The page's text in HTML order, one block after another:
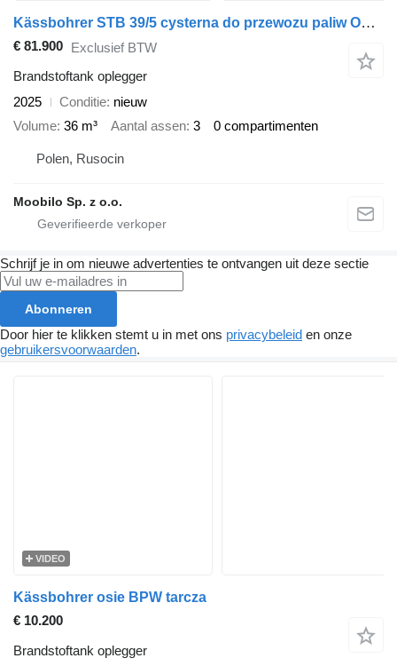
Kässbohrer STB 39/5 cysterna do przewozu paliw OD RĘKI
€ 81.900 Exclusief BTW
Brandstoftank oplegger
2025
Conditie nieuw
Volume 36 m³ Aantal assen 3 0 compartimenten
Polen, Rusocin
Moobilo Sp. z o.o.
Schrijf je in om nieuwe advertenties te ontvangen uit deze sectie
Abonneren
Door hier te klikken stemt u in met ons privacybeleid en onze
gebruikersvoorwaarden.
VIDEO
Kässbohrer osie BPW tarcza
€ 10.200
Brandstoftank oplegger